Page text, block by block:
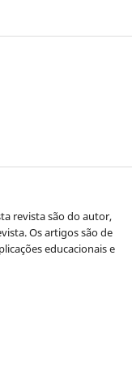
revista são do autor,
Os artigos são de
educacionais e